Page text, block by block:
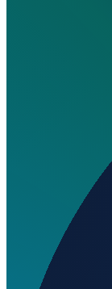
Wo liegt
Auf welcher